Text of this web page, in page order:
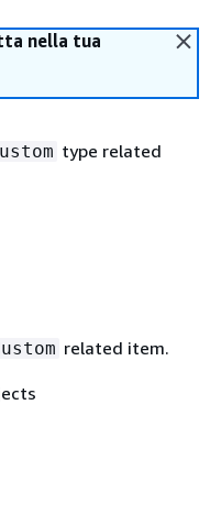
nella tua
type related
related item.